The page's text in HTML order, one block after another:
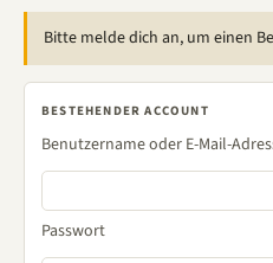
Bitte melde dich an, um einen
BESTEHENDER ACCOUNT
Benutzername oder E-Mail-
Passwort